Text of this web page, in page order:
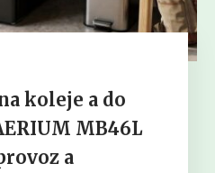
koleje a do
MB46L
a